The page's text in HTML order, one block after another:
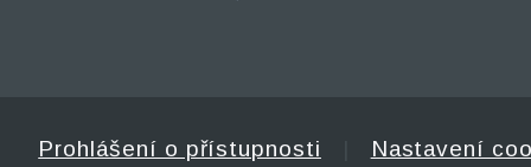
Prohlášení o přístupnosti
Nastavení